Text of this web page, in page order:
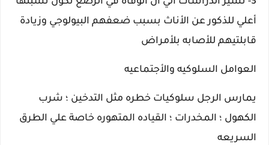
أعلي للذكور عن الأناث بسبب ضعفهم البيولوجي وزيادة
قابلتيهم للأصابه بلأمراض
العوامل السلوكيه والأجتماعيه
يمارس الرجل سلوكيات خطره مثل التدخين ؛ شرب
الكهول ؛ المخدرات ؛ القياده المتهوره خاصة علي الطرق
السريعه